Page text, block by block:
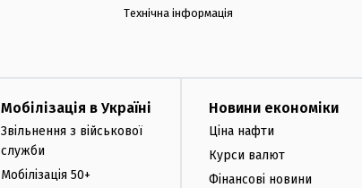
Технічна інформація
Мобілізація в Україні
Звільнення з військової
служби
Мобілізація 50+
Новини економіки
Ціна нафти
Курси валют
Фінансові новини